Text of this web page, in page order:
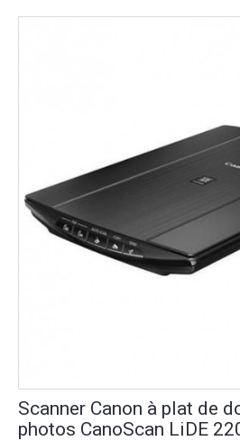
Scanner Canon à plat de
photos CanoScan LiDE